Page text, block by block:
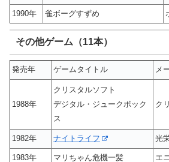
1990年 雀ボーグすずめ
その他ゲーム（11本）
発売年 ゲームタイトル メ
1988年
クリスタルソフト
デジタル・ジュークボック
ス
ク
1982年 ナイトライフ 光
1983年 マリちゃん危機一髪 エ